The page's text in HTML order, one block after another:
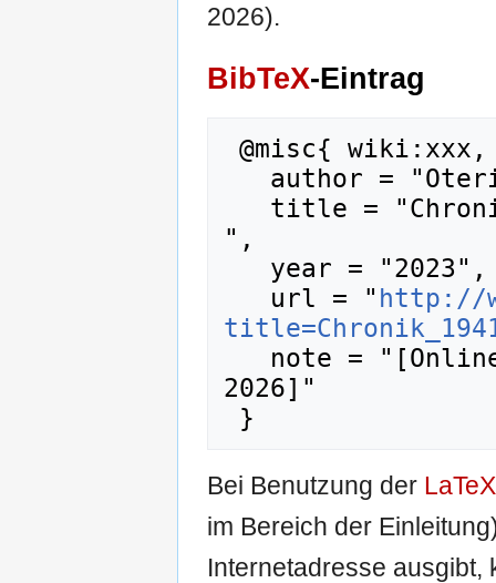
2026).
BibTeX-Eintrag
",
   url = "
http://
2026]"
Bei Benutzung der LaTeX
im Bereich der
Internetadresse ausgibt,